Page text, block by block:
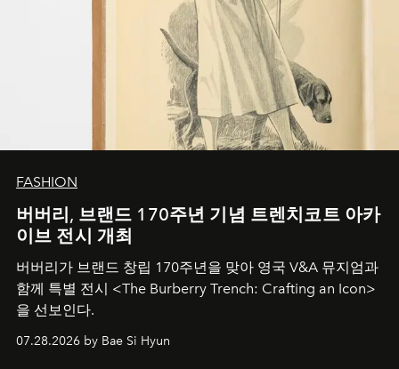
FASHION
버버리, 브랜드 170주년 기념 트렌치코트 아카
이브 전시 개최
버버리가 브랜드 창립 170주년을 맞아 영국 V&A 뮤지엄과
함께 특별 전시 <The Burberry Trench: Crafting an Icon>
을 선보인다.
07.28.2026 by Bae Si Hyun